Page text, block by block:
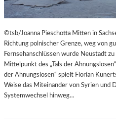
©tsb/Joanna Pieschotta Mitten in
Richtung polnischer Grenze, weg von
Fernsehanschlüssen wurde Neustadt
Mittelpunkt des „Tals der
der Ahnungslosen“ spielt Florian
Weise das Miteinander von Syrien und
Systemwechsel hinweg…